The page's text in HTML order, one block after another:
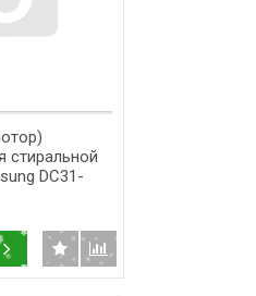
стиральной
DC31-